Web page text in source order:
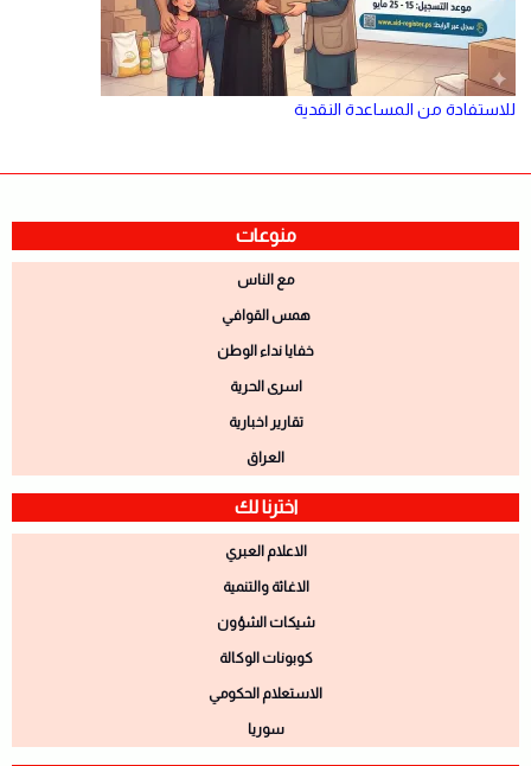
للاستفادة من المساعدة النقدية
منوعات
مع الناس
همس القوافي
خفايا نداء الوطن
اسرى الحرية
تقارير اخبارية
العراق
اخترنا لك
الاعلام العبري
الاغاثة والتنمية
شيكات الشؤون
كوبونات الوكالة
الاستعلام الحكومي
سوريا